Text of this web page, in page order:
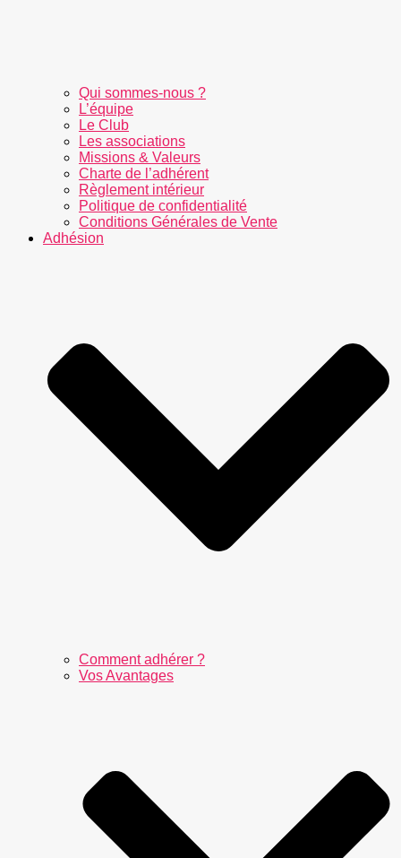
Qui sommes-nous ?
L’équipe
Le Club
Les associations
Missions & Valeurs
Charte de l’adhérent
Règlement intérieur
Politique de confidentialité
Conditions Générales de Vente
Adhésion
Comment adhérer ?
Vos Avantages